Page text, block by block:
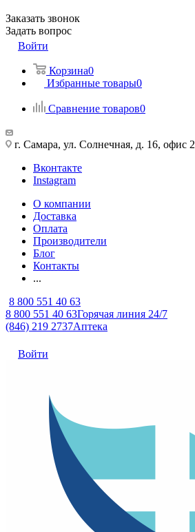
Заказать звонок
Задать вопрос
Войти
Корзина0
Избранные товары0
Сравнение товаров0
г. Самара, ул. Солнечная, д. 16, офис 2
Вконтакте
Instagram
О компании
Доставка
Оплата
Производители
Блог
Контакты
...
8 800 551 40 63
8 800 551 40 63Горячая линия 24/7
(846) 219 2737Аптека
Войти